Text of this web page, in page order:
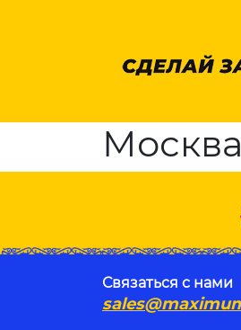
Связаться с нами